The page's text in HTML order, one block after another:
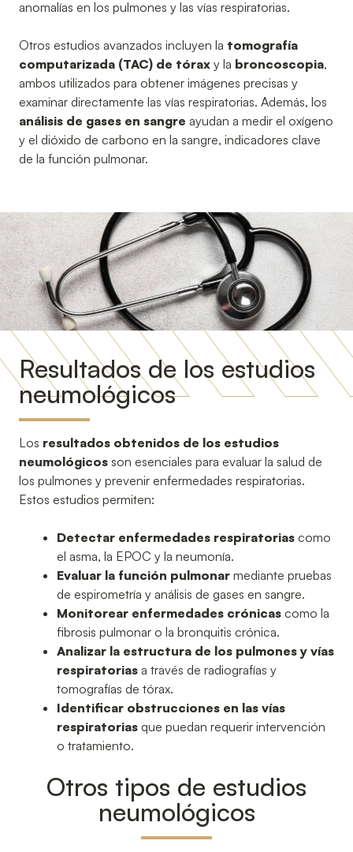
anomalías en los pulmones y las vías respiratorias.
Otros estudios avanzados incluyen la tomografía
computarizada (TAC) de tórax y la broncoscopia,
ambos utilizados para obtener imágenes precisas y
examinar directamente las vías respiratorias. Además, los
análisis de gases en sangre ayudan a medir el oxígeno
y el dióxido de carbono en la sangre, indicadores clave
de la función pulmonar.
Resultados de los estudios
neumológicos
Los resultados obtenidos de los estudios
neumológicos son esenciales para evaluar la salud de
los pulmones y prevenir enfermedades respiratorias.
Estos estudios permiten:
Detectar enfermedades respiratorias como
el asma, la EPOC y la neumonía.
Evaluar la función pulmonar mediante pruebas
de espirometría y análisis de gases en sangre.
Monitorear enfermedades crónicas como la
fibrosis pulmonar o la bronquitis crónica.
Analizar la estructura de los pulmones y vías
respiratorias a través de radiografías y
tomografías de tórax.
Identificar obstrucciones en las vías
respiratorias que puedan requerir intervención
o tratamiento.
Otros tipos de estudios
neumológicos